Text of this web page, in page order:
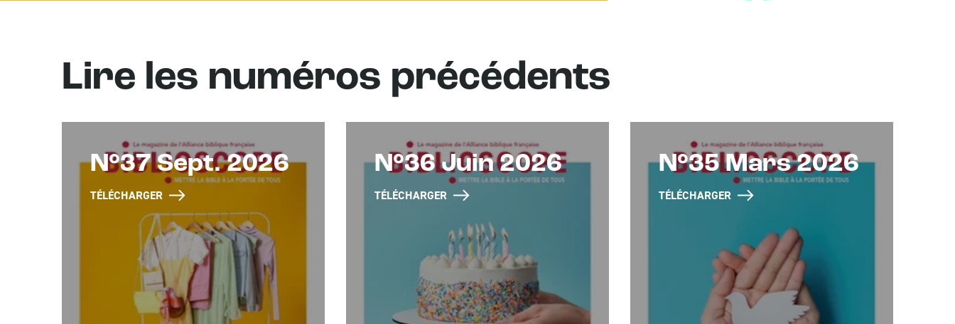
Lire les numéros précédents
N°37 Sept. 2026
TÉLÉCHARGER
N°36 Juin 2026
TÉLÉCHARGER
N°35 Mars 2026
TÉLÉCHARGER